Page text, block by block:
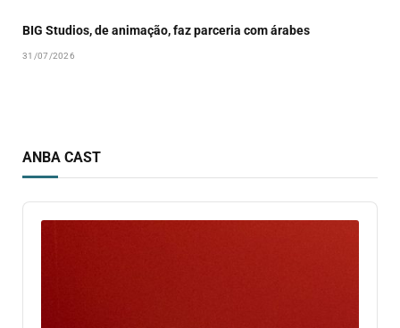
BIG Studios, de animação, faz parceria com árabes
31/07/2026
ANBA CAST
Audio
Player